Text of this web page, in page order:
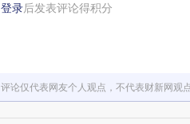
登录后发表评论得积分
评论仅代表网友个人观点，不代表财新网观